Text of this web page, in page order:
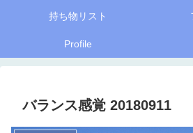
持ち物リスト
Profile
バランス感覚 20180911